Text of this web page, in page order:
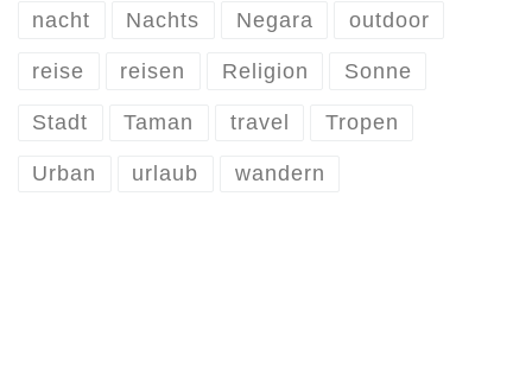
nacht Nachts Negara outdoor
reise reisen Religion Sonne
Stadt Taman travel Tropen
Urban urlaub wandern